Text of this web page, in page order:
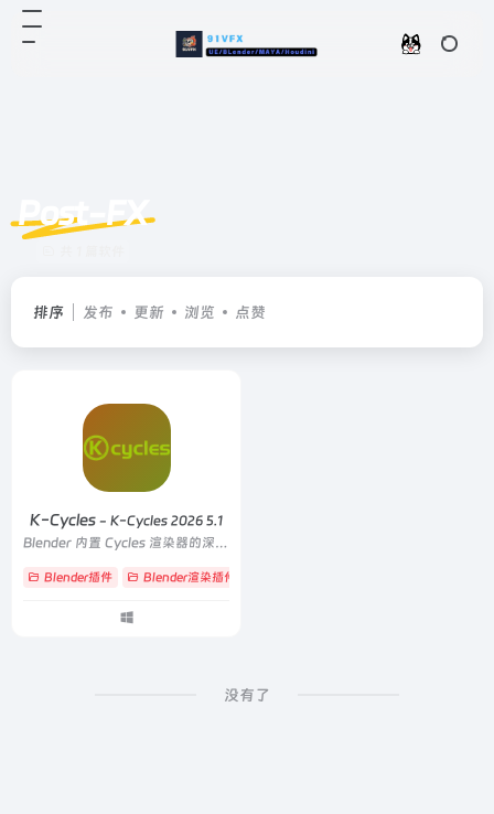
Post-FX
排序 发布 更新 浏览 点赞
K-Cycles - K-Cycles 2026 5.1
Blender 内置 Cycles 渲染器的深度优化定制版
Blender插件 Blender渲染插件
没有了